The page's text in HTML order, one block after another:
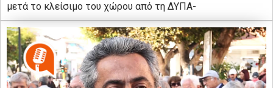
μετά το κλείσιμο του χώρου από τη ΔΥΠΑ-